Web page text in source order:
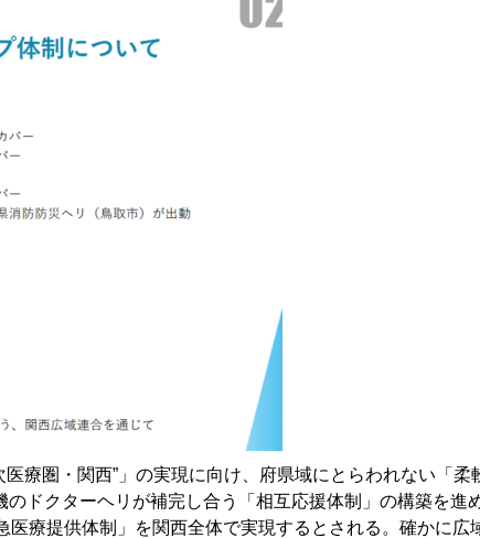
療圏・関西”」の実現に向け、府県域にとらわれない「柔
ドクターヘリが補完し合う「相互応援体制」の構築を進
医療提供体制」を関西全体で実現するとされる。確かに広